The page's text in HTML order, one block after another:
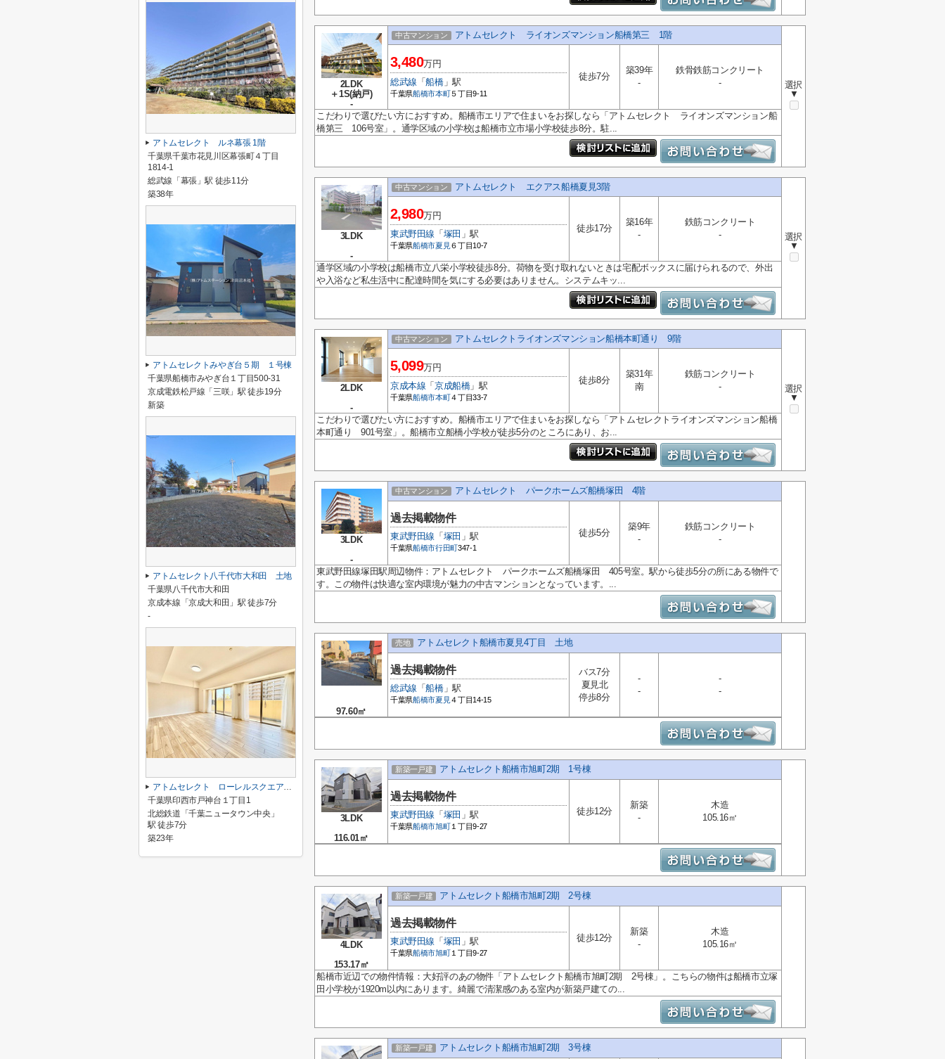
2LDK
＋1S(納戸)
-
中古マンション アトムセレクト ライオンズマンション船橋第三 1階
選択
▼
3,480万円
総武線 「船橋」駅
千葉県船橋市本町 ５丁目9-11
徒歩7分
築39年
-
鉄骨鉄筋コンクリート
-
こだわりで選びたい方におすすめ。船橋市エリアで住まいをお探しなら「アトムセレクト ライオンズマンション船
橋第三 106号室」。通学区域の小学校は船橋市立市場小学校徒歩8分。駐...
3LDK
-
中古マンション アトムセレクト エクアス船橋夏見3階
選択
▼
2,980万円
東武野田線 「 塚田 」駅
千葉県船橋市夏見 ６丁目10-7
徒歩17分
築16年
-
鉄筋コンクリート
-
通学区域の小学校は船橋市立八栄小学校徒歩8分。荷物を受け取れないときは宅配ボックスに届けられるので、外出
や入浴など私生活中に配達時間を気にする必要はありません。システムキッ...
2LDK
-
中古マンション アトムセレクトライオンズマンション船橋本町通り 9階
選択
▼
5,099万円
京成本線 「京成船橋」駅
千葉県船橋市本町４丁目33-7
徒歩8分
築31年
南
鉄筋コンクリート
-
こだわりで選びたい方におすすめ。船橋市エリアで住まいをお探しなら「アトムセレクトライオンズマンション船橋
本町通り 901号室」。船橋市立船橋小学校が徒歩5分のところにあり、お...
3LDK
-
中古マンション アトムセレクト パークホームズ船橋塚田 4階
過去掲載物件
東武野田線 「 塚田 」駅
千葉県船橋市行田町347-1
徒歩5分
築9年
-
鉄筋コンクリート
-
東武野田線塚田駅周辺物件：アトムセレクト パークホームズ船橋塚田 405号室。駅から徒歩5分の所にある物件で
す。この物件は快適な室内環境が魅力の中古マンションとなっています。...
97.60㎡
売地 アトムセレクト船橋市夏見4丁目 土地
過去掲載物件
総武線 「船橋」駅
千葉県船橋市夏見 ４丁目14-15
バス7分
夏見北
停歩8分
-
-
-
-
3LDK
116.01㎡
新築一戸建 アトムセレクト船橋市旭町2期 1号棟
過去掲載物件
東武野田線 「 塚田 」駅
千葉県船橋市旭町 １丁目9-27
徒歩12分
新築
-
木造
105.16㎡
4LDK
153.17㎡
新築一戸建 アトムセレクト船橋市旭町2期 2号棟
過去掲載物件
東武野田線 「 塚田 」駅
千葉県船橋市旭町 １丁目9-27
徒歩12分
新築
-
木造
105.16㎡
船橋市近辺での物件情報：大好評のあの物件「アトムセレクト船橋市旭町2期 2号棟」。こちらの物件は船橋市立塚
田小学校が1920m以内にあります。綺麗で清潔感のある室内が新築戸建ての...
新築一戸建 アトムセレクト船橋市旭町2期 3号棟
アトムセレクト ルネ幕張 1階
千葉県千葉市花見川区幕張町４丁目
1814-1
総武線「幕張」駅 徒歩11分
築38年
アトムセレクトみやぎ台５期 １号棟
千葉県船橋市みやぎ台１丁目500-31
京成電鉄松戸線「三咲」駅 徒歩19分
新築
アトムセレクト八千代市大和田 土地
千葉県八千代市大和田
京成本線「京成大和田」駅 徒歩7分
-
アトムセレクト ローレルスクエア千葉ニュータウン中央D棟3階
千葉県印西市戸神台１丁目1
北総鉄道「千葉ニュータウン中央」
駅 徒歩7分
築23年